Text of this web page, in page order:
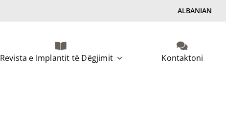
ALBANIAN
Revista e Implantit të Dëgjimit Kontaktoni